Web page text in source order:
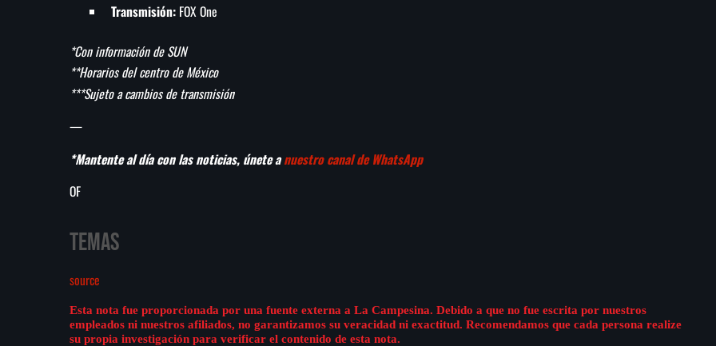
Transmisión: FOX One
*Con información de SUN
**Horarios del centro de México
***Sujeto a cambios de transmisión
—
*Mantente al día con las noticias, únete anuestro canal de WhatsApp
OF
Temas
source
Esta nota fue proporcionada por una fuente externa a La Campesina. Debido a que no fue escrita por nuestros
empleados ni nuestros afiliados, no garantizamos su veracidad ni exactitud. Recomendamos que cada persona realize
su propia investigación para verificar el contenido de esta nota.